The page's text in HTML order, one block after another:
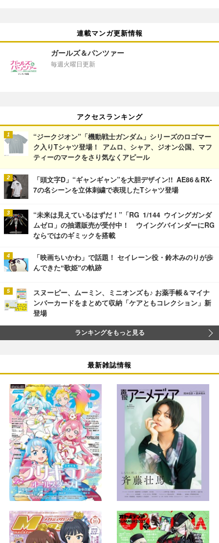
連載マンガ更新情報
ガールズ＆パンツァー
毎週火曜日更新
アクセスランキング
“ジークジオン”「機動戦士ガンダム」シリーズのロゴマー
ク入りTシャツ登場！ アムロ、シャア、ジオン公国、マフ
ティーのマークをさり気なくアピール
「頭文字D」“ギャンギャン”を大胆デザイン!! AE86＆RX-
7の名シーンを立体刺繍で表現したTシャツ登場
“未来は見えているはずだ！”「RG 1/144 ウイングガンダ
ムゼロ」の抽選販売が受付中！ ウイングバインダーにRG
ならではのギミックを搭載
「映画ちいかわ」で話題！ セイレーン役・鈴木みのりが歩
んできた“歌姫”の軌跡
スヌーピー、ムーミン、ミニオンズも♪ お薬手帳＆マイナ
ンバーカードをまとめて収納「ケアともコレクション」新
登場
ランキングをもっと見る
最新雑誌情報